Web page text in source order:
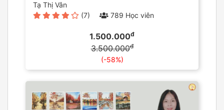
Tạ Thị Vân
(7)
789 Học viên
1.500.000đ
3.500.000đ
(-58%)